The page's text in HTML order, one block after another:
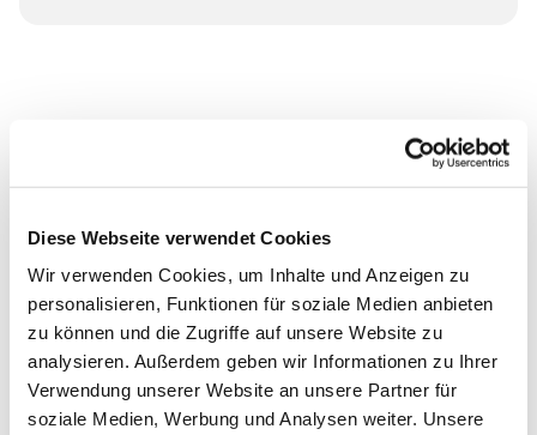
Diese Webseite verwendet Cookies
Wir verwenden Cookies, um Inhalte und Anzeigen zu
personalisieren, Funktionen für soziale Medien anbieten
zu können und die Zugriffe auf unsere Website zu
analysieren. Außerdem geben wir Informationen zu Ihrer
Verwendung unserer Website an unsere Partner für
soziale Medien, Werbung und Analysen weiter. Unsere